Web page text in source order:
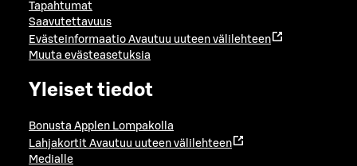
Tapahtumat
Saavutettavuus
Evästeinformaatio Avautuu uuteen välilehteen
Muuta evästeasetuksia
Yleiset tiedot
Bonusta Applen Lompakolla
Lahjakortit Avautuu uuteen välilehteen
Medialle